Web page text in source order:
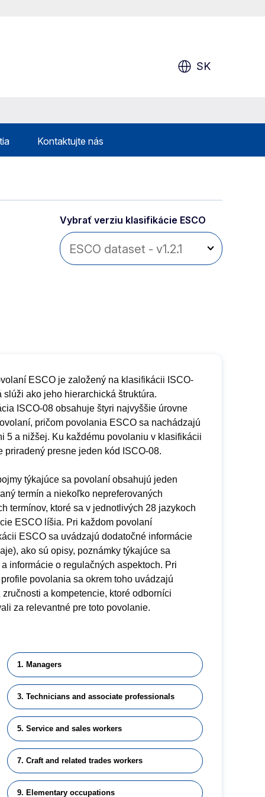
SK
Kontaktujte nás
Vybrať verziu klasifikácie ESCO
ESCO je založený na klasifikácii ISCO-
slúži ako jeho hierarchická štruktúra.
ISCO-08 obsahuje štyri najvyššie úrovne
pričom povolania ESCO sa nachádzajú
5 a nižšej. Ku každému povolaniu v klasifikácii
priradený presne jeden kód ISCO-08.
týkajúce sa povolaní obsahujú jeden
termín a niekoľko nepreferovaných
termínov, ktoré sa v jednotlivých 28 jazykoch
ESCO líšia. Pri každom povolaní
ESCO sa uvádzajú dodatočné informácie
ako sú opisy, poznámky týkajúce sa
informácie o regulačných aspektoch. Pri
profile povolania sa okrem toho uvádzajú
zručnosti a kompetencie, ktoré odborníci
za relevantné pre toto povolanie.
1. Managers
3. Technicians and associate professionals
5. Service and sales workers
7. Craft and related trades workers
9. Elementary occupations